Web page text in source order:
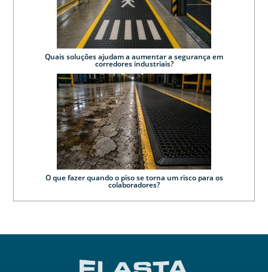
Quais soluções ajudam a aumentar a segurança em
corredores industriais?
O que fazer quando o piso se torna um risco para os
colaboradores?